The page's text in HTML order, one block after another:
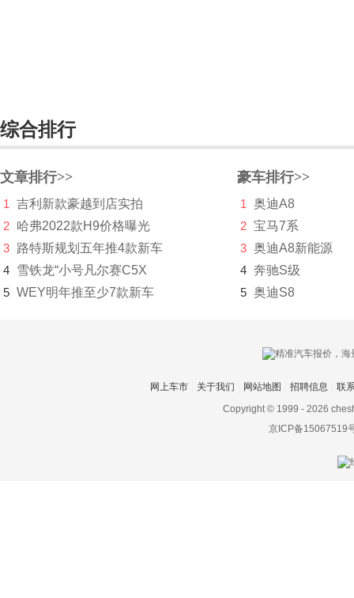
新宝骏
星客特
星途
新凯
新特汽车
综合排行
文章排行>>
1
吉利新款豪越到店实拍
2 哈弗2022款H9价格曝光
3 路特斯规划五年推4款新车
4 雪铁龙“小号凡尔赛C5X
5 WEY明年推至少7款新车
豪车排行>>
1
奥迪A8
2 宝马7系
3 奥迪A8新能源
4 奔驰S级
5 奥迪S8
网上车市 关于我们 网站地图 招聘信息
联
Copyright © 1999 - 2026
京ICP备15067519